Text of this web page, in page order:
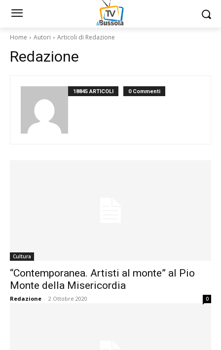
Home Autori Articoli di Redazione
Redazione
18845 ARTICOLI 0 Commenti
Cultura
“Contemporanea. Artisti al monte” al Pio
Monte della Misericordia
Redazione - 2 Ottobre 2020 0